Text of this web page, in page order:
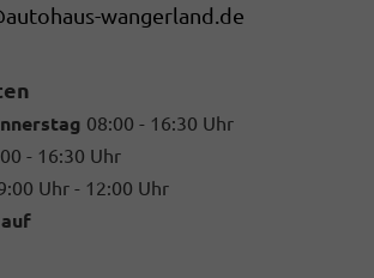
wangerland.de
08:00 - 16:30 Uhr
- 16:30 Uhr
Uhr - 12:00 Uhr